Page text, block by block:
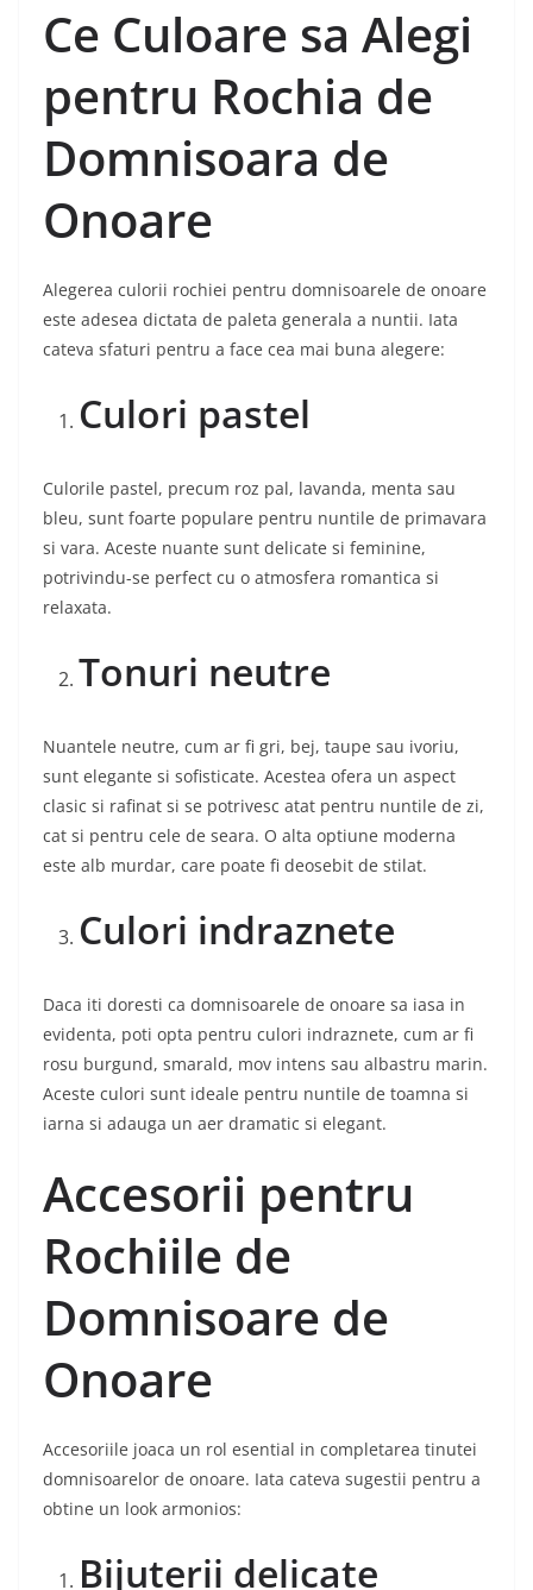
Ce Culoare sa Alegi
pentru Rochia de
Domnisoara de
Onoare
Alegerea culorii rochiei pentru domnisoarele de onoare
este adesea dictata de paleta generala a nuntii. Iata
cateva sfaturi pentru a face cea mai buna alegere:
Culori pastel
Culorile pastel, precum roz pal, lavanda, menta sau
bleu, sunt foarte populare pentru nuntile de primavara
si vara. Aceste nuante sunt delicate si feminine,
potrivindu-se perfect cu o atmosfera romantica si
relaxata.
Tonuri neutre
Nuantele neutre, cum ar fi gri, bej, taupe sau ivoriu,
sunt elegante si sofisticate. Acestea ofera un aspect
clasic si rafinat si se potrivesc atat pentru nuntile de zi,
cat si pentru cele de seara. O alta optiune moderna
este alb murdar, care poate fi deosebit de stilat.
Culori indraznete
Daca iti doresti ca domnisoarele de onoare sa iasa in
evidenta, poti opta pentru culori indraznete, cum ar fi
rosu burgund, smarald, mov intens sau albastru marin.
Aceste culori sunt ideale pentru nuntile de toamna si
iarna si adauga un aer dramatic si elegant.
Accesorii pentru
Rochiile de
Domnisoare de
Onoare
Accesoriile joaca un rol esential in completarea tinutei
domnisoarelor de onoare. Iata cateva sugestii pentru a
obtine un look armonios:
Bijuterii delicate